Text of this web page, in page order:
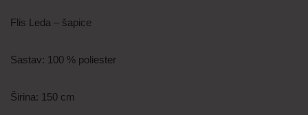
Flis Leda – šapice
Sastav: 100 % poliester
Širina: 150 cm